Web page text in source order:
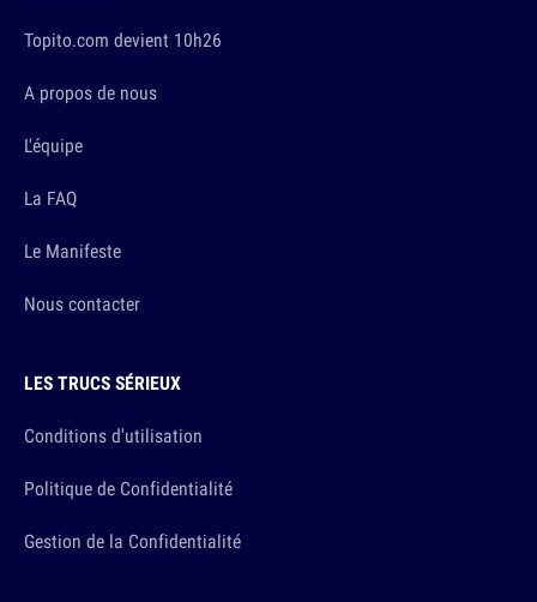
Topito.com devient 10h26
A propos de nous
L'équipe
La FAQ
Le Manifeste
Nous contacter
LES TRUCS SÉRIEUX
Conditions d'utilisation
Politique de Confidentialité
Gestion de la Confidentialité